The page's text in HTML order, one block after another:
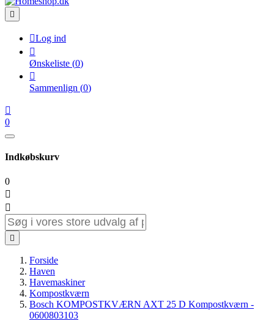

Log ind

Ønskeliste (0)

Sammenlign (0)

0
Indkøbskurv
0



Forside
Haven
Havemaskiner
Kompostkværn
Bosch KOMPOSTKVÆRN AXT 25 D Kompostkværn -
0600803103